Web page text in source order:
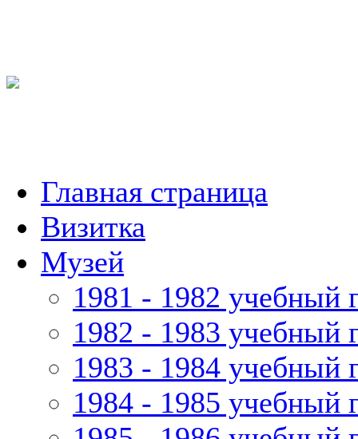
Главная страница
Визитка
Музей
1981 - 1982 учебный
1982 - 1983 учебный
1983 - 1984 учебный
1984 - 1985 учебный